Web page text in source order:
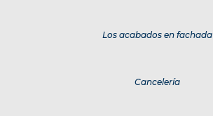
Los acabados en fachada
Cancelería